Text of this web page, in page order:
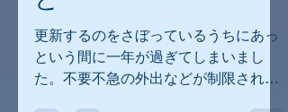
ど
更新するのをさぼっているうちにあっ
という間に一年が過ぎてしまいまし